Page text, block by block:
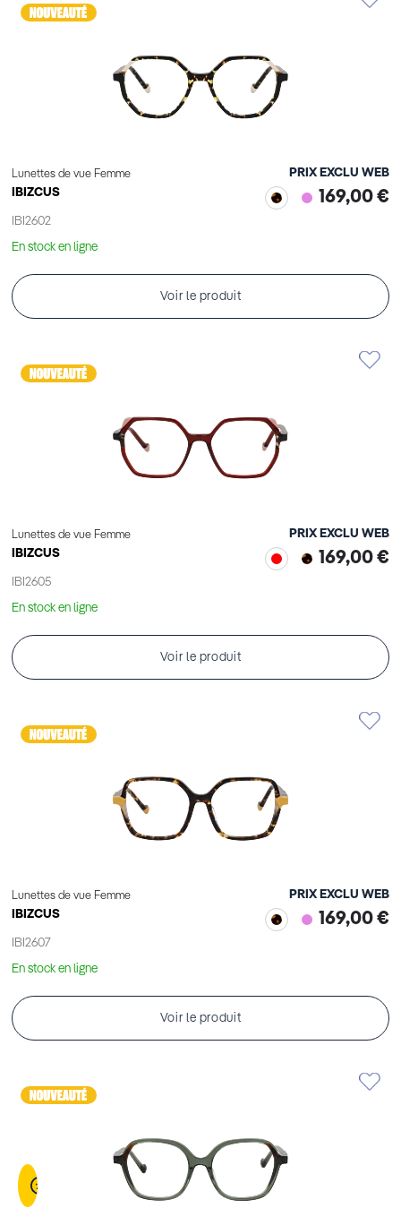
Lunettes de vue Femme
IBIZCUS
IBI2602
PRIX EXCLU WEB
169,00 €
En stock en ligne
Voir le produit
Lunettes de vue Femme
IBIZCUS
IBI2605
PRIX EXCLU WEB
169,00 €
En stock en ligne
Voir le produit
Lunettes de vue Femme
IBIZCUS
IBI2607
PRIX EXCLU WEB
169,00 €
En stock en ligne
Voir le produit